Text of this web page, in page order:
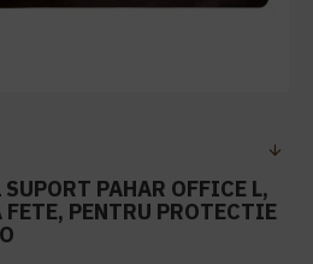
PAHAR OFFICE L,
PENTRU PROTECTIE